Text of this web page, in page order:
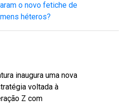
o novo fetiche de
héteros?
inaugura uma nova
voltada à
Z com